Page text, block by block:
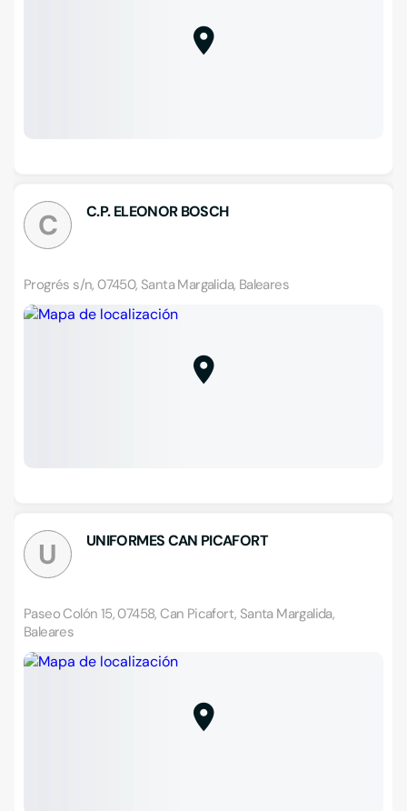
C C.P. ELEONOR BOSCH
Progrés s/n, 07450, Santa Margalida, Baleares
U UNIFORMES CAN PICAFORT
Paseo Colón 15, 07458, Can Picafort, Santa Margalida,
Baleares